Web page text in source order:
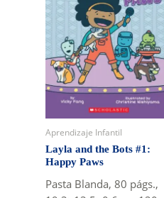
Aprendizaje Infantil
Layla and the Bots #1:
Happy Paws
Pasta Blanda, 80 págs.,